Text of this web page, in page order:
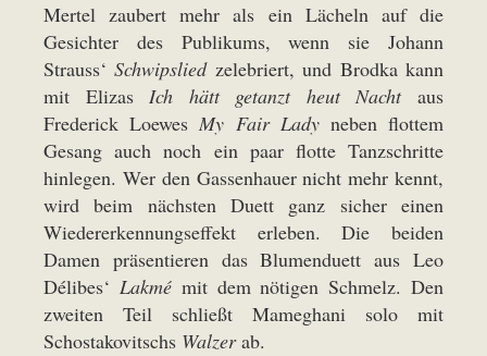
Mertel zaubert mehr als ein Lächeln auf die
Gesichter des Publikums, wenn sie Johann
Strauss‘Schwipsliedzelebriert, und Brodka kann
mit ElizasIch hätt getanzt heut Nachtaus
Frederick LoewesMy Fair Ladyneben flottem
Gesang auch noch ein paar flotte Tanzschritte
hinlegen. Wer den Gassenhauer nicht mehr kennt,
wird beim nächsten Duett ganz sicher einen
Wiedererkennungseffekt erleben. Die beiden
Damen präsentieren das Blumenduett aus Leo
Délibes‘ Lakmémit dem nötigen Schmelz. Den
zweiten Teil schließt Mameghani solo mit
Schostakovitschs Walzerab.